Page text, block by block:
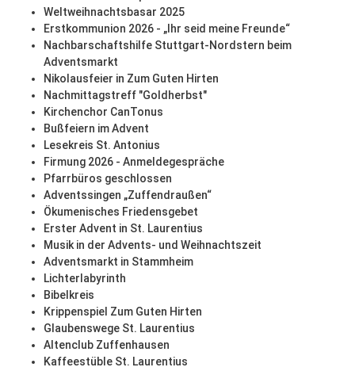
Weltweihnachtsbasar 2025
Erstkommunion 2026 - „Ihr seid meine Freunde“
Nachbarschaftshilfe Stuttgart-Nordstern beim
Adventsmarkt
Nikolausfeier in Zum Guten Hirten
Nachmittagstreff "Goldherbst"
Kirchenchor CanTonus
Bußfeiern im Advent
Lesekreis St. Antonius
Firmung 2026 - Anmeldegespräche
Pfarrbüros geschlossen
Adventssingen „Zuffendraußen“
Ökumenisches Friedensgebet
Erster Advent in St. Laurentius
Musik in der Advents- und Weihnachtszeit
Adventsmarkt in Stammheim
Lichterlabyrinth
Bibelkreis
Krippenspiel Zum Guten Hirten
Glaubenswege St. Laurentius
Altenclub Zuffenhausen
Kaffeestüble St. Laurentius